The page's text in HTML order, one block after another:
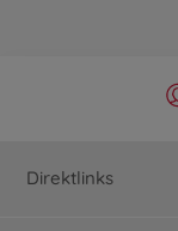
Direktlinks